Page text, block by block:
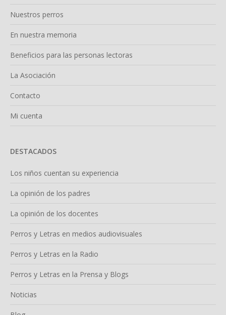
Nuestros perros
En nuestra memoria
Beneficios para las personas lectoras
La Asociación
Contacto
Mi cuenta
DESTACADOS
Los niños cuentan su experiencia
La opinión de los padres
La opinión de los docentes
Perros y Letras en medios audiovisuales
Perros y Letras en la Radio
Perros y Letras en la Prensa y Blogs
Noticias